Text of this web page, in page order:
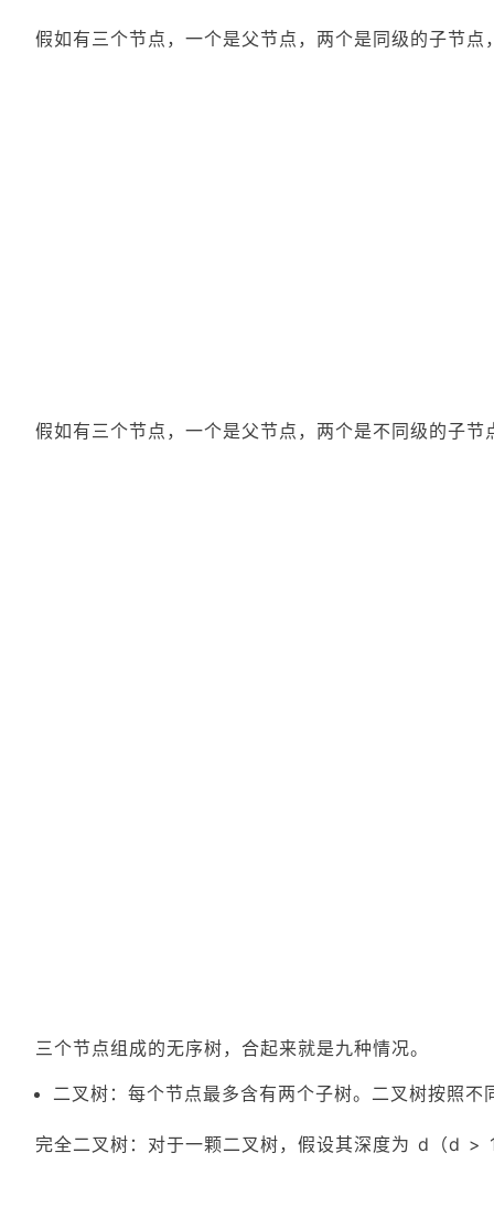
假如有三个节点，一个是父节点，两个是同级的子节点
假如有三个节点，一个是父节点，两个是不同级的子节
三个节点组成的无序树，合起来就是九种情况。
二叉树：每个节点最多含有两个子树。二叉树按照
完全二叉树：对于一颗二叉树，假设其深度为 d（d >